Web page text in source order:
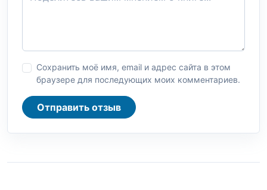
Сохранить моё имя, email и адрес сайта в этом
браузере для последующих моих комментариев.
Отправить отзыв